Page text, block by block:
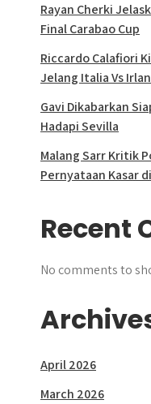
Rayan Cherki
Final Carabao Cup
Riccardo Calafiori
Jelang Italia Vs
Gavi Dikabarkan
Hadapi Sevilla
Malang Sarr Kritik
Pernyataan Kasar
Recent
No comments to
April 2026
March 2026